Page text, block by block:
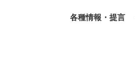
各種情報・提言